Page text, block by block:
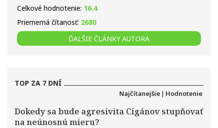
Celkové hodnotenie: 16.4
Priemerná čítanosť: 2680
ĎALŠIE ČLÁNKY AUTORA
TOP ZA 7 DNÍ
Najčítanejšie | Hodnotenie
Dokedy sa bude agresivita Cigánov stupňovať
na neúnosnú mieru?